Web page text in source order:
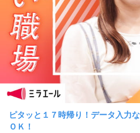
ピタッと１７時帰り！データ入力
ＯＫ！